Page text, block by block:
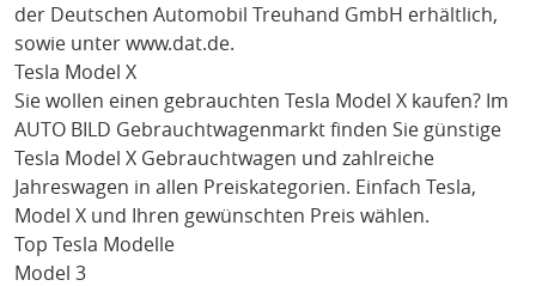
der Deutschen Automobil Treuhand GmbH erhältlich,
sowie unter www.dat.de.
Tesla Model X
Sie wollen einen gebrauchten Tesla Model X kaufen? Im
AUTO BILD Gebrauchtwagenmarkt finden Sie günstige
Tesla Model X Gebrauchtwagen und zahlreiche
Jahreswagen in allen Preiskategorien. Einfach Tesla,
Model X und Ihren gewünschten Preis wählen.
Top Tesla Modelle
Model 3